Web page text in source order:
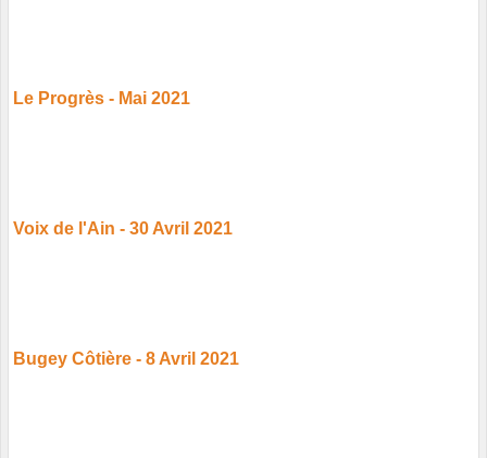
Le Progrès - Mai 2021
Voix de l'Ain - 30 Avril 2021
Bugey Côtière - 8 Avril 2021